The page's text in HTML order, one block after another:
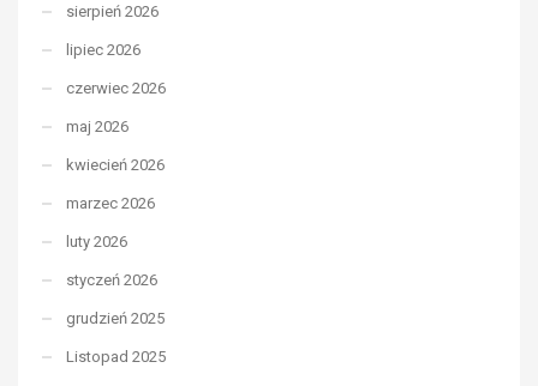
sierpień 2026
lipiec 2026
czerwiec 2026
maj 2026
kwiecień 2026
marzec 2026
luty 2026
styczeń 2026
grudzień 2025
Listopad 2025